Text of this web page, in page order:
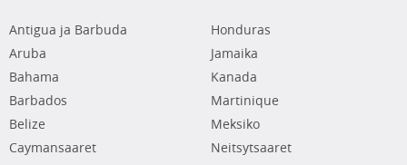
Antigua ja Barbuda
Aruba
Bahama
Barbados
Belize
Caymansaaret
Honduras
Jamaika
Kanada
Martinique
Meksiko
Neitsytsaaret